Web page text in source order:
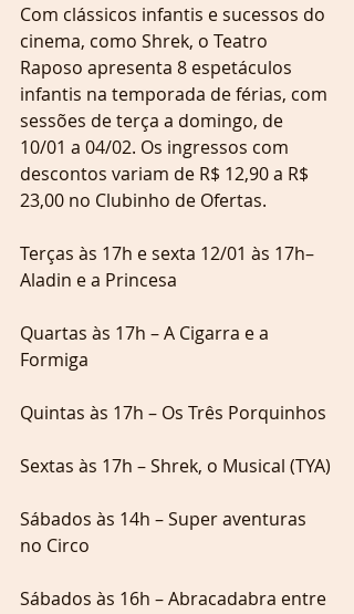
Com clássicos infantis e sucessos do
cinema, como Shrek, o Teatro
Raposo apresenta 8 espetáculos
infantis na temporada de férias, com
sessões de terça a domingo, de
10/01 a 04/02. Os ingressos com
descontos variam de R$ 12,90 a R$
23,00 no Clubinho de Ofertas.
Terças às 17h e sexta 12/01 às 17h–
Aladin e a Princesa
Quartas às 17h – A Cigarra e a
Formiga
Quintas às 17h – Os Três Porquinhos
Sextas às 17h – Shrek, o Musical (TYA)
Sábados às 14h – Super aventuras
no Circo
Sábados às 16h – Abracadabra entre